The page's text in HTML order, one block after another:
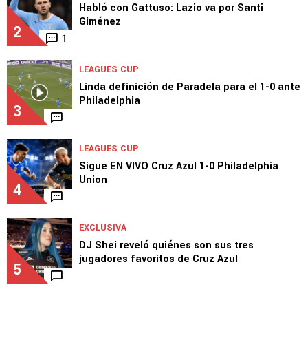
2 1
Habló con Gattuso: Lazio va por Santi
Giménez
3
LEAGUES CUP
Linda definición de Paradela para el 1-0 ante
Philadelphia
4
LEAGUES CUP
Sigue EN VIVO Cruz Azul 1-0 Philadelphia
Union
5
EXCLUSIVA
DJ Shei reveló quiénes son sus tres
jugadores favoritos de Cruz Azul